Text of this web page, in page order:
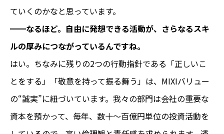
ていくのかなと思っています。
━━なるほど。自由に発想できる活動が、さらなるスキ
ルの厚みにつながっているんですね。
はい。ちなみに残りの2つの行動指針である「正しいこ
とをする」「敬意を持って振る舞う」は、MIXIバリュー
の“誠実”に紐づいています。我々の部門は会社の重要な
資本を預かって、毎年、数十～百億円単位の投資活動を